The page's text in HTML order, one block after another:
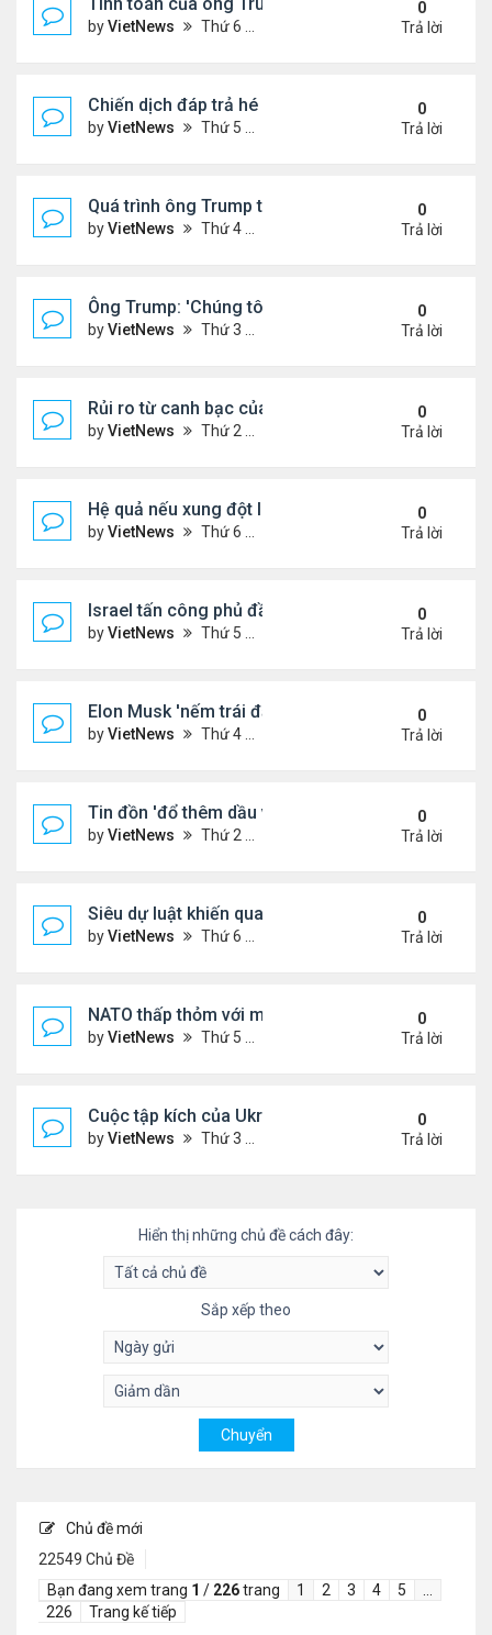
byVietNews Thứ 6 Tháng 6 20, 2025 2:43 pm
0
Trả lời
Chiến dịch đáp trả hé lộ năng lực tên lửa thực sự
byVietNews Thứ 5 Tháng 6 19, 2025 4:25 pm
0
Trả lời
Quá trình ông Trump thay đổi lập trường về xung
byVietNews Thứ 4 Tháng 6 18, 2025 2:22 pm
0
Trả lời
Ông Trump: 'Chúng tôi đã kiểm soát hoàn toàn
byVietNews Thứ 3 Tháng 6 17, 2025 5:52 pm
0
Trả lời
Rủi ro từ canh bạc của Thủ tướng Israel khi tấn
byVietNews Thứ 2 Tháng 6 16, 2025 4:45 pm
0
Trả lời
Hệ quả nếu xung đột Israel - Iran lan rộng
byVietNews Thứ 6 Tháng 6 13, 2025 5:24 pm
0
Trả lời
Israel tấn công phủ đầu Iran
byVietNews Thứ 5 Tháng 6 12, 2025 5:28 pm
0
Trả lời
Elon Musk 'nếm trái đắng' khi rạn nứt với ông
byVietNews Thứ 4 Tháng 6 11, 2025 5:53 pm
0
Trả lời
Tin đồn 'đổ thêm dầu vào lửa' biểu tình ở Los
byVietNews Thứ 2 Tháng 6 09, 2025 5:54 pm
0
Trả lời
Siêu dự luật khiến quan hệ Trump - Musk tan vỡ
byVietNews Thứ 6 Tháng 6 06, 2025 4:57 pm
0
Trả lời
NATO thấp thỏm với mối đe dọa từ drone sát thủ
byVietNews Thứ 5 Tháng 6 05, 2025 5:51 pm
0
Trả lời
Cuộc tập kích của Ukraine khó làm suy yếu 'mưa
byVietNews Thứ 3 Tháng 6 03, 2025 5:55 pm
0
Trả lời
Hiển thị những chủ đề cách đây:
Sắp xếp theo
Chủ đề mới
22549 Chủ Đề
Bạn đang xem trang 1 / 226trang 1 2 3 4 5
226
Trang kế tiếp